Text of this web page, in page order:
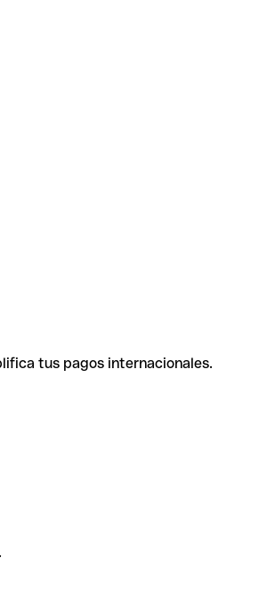
tus pagos internacionales.